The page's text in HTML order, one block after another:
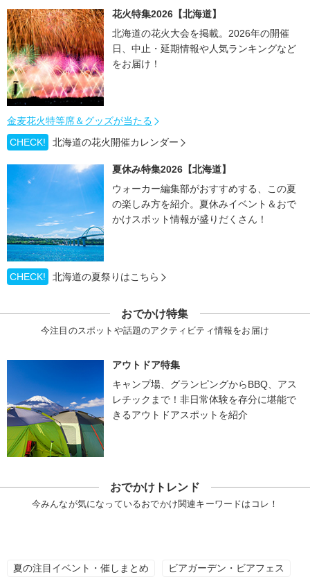
花火特集2026【北海道】
北海道の花火大会を掲載。2026年の開催
日、中止・延期情報や人気ランキングなど
をお届け！
金麦花火特等席＆グッズが当たる
CHECK!
北海道の花火開催カレンダー
夏休み特集2026【北海道】
ウォーカー編集部がおすすめする、この夏
の楽しみ方を紹介。夏休みイベント＆おで
かけスポット情報が盛りだくさん！
CHECK! 北海道の夏祭りはこちら
おでかけ特集
今注目のスポットや話題のアクティビティ情報をお届け
アウトドア特集
キャンプ場、グランピングからBBQ、アス
レチックまで！非日常体験を存分に堪能で
きるアウトドアスポットを紹介
おでかけトレンド
今みんなが気になっているおでかけ関連キーワードはコレ！
夏の注目イベント・催しまとめ ビアガーデン・ビアフェス